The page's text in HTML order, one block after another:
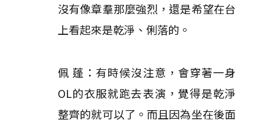
沒有像章羣那麼強烈，還是希望在台
上看起來是乾淨、俐落的。
佩 蓬：有時候沒注意，會穿著一身
OL的衣服就跑去表演，覺得是乾淨
整齊的就可以了。而且因為坐在後面